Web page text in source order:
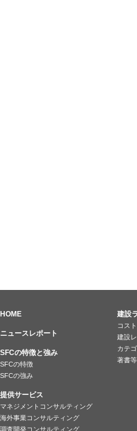
HOME
ニュースレポート
SFCの特徴と強み
SFCの特徴
SFCの強み
提供サービス
マネジメントコンサルティング
海外事業コンサルティング
調査開発コンサルティング
建設
コス
建設
カテ
著書